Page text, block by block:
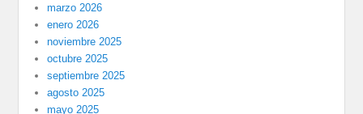
marzo 2026
enero 2026
noviembre 2025
octubre 2025
septiembre 2025
agosto 2025
mayo 2025